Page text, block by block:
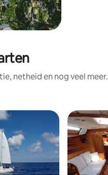
netheid en nog veel meer.